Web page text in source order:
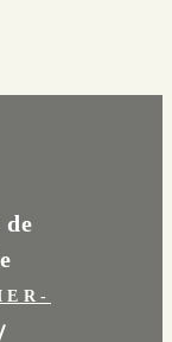
de